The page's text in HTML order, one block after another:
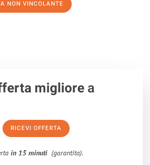
NON VINCOLANTE
migliorea
RICEVI OFFERTA
in 15 minuti (garantita).